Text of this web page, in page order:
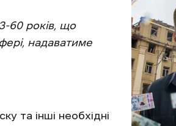
60 років, що
надаватиме
та інші необхідні